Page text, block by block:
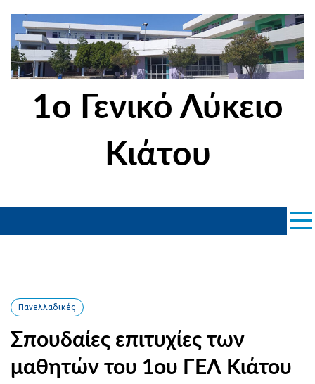
content
1ο Γενικό Λύκειο
Κιάτου
Πανελλαδικές
Σπουδαίες επιτυχίες των
μαθητών του 1ου ΓΕΛ Κιάτου